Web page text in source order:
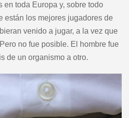
en toda Europa y, sobre todo
están los mejores jugadores de
venido a jugar, a la vez que
no fue posible. El hombre fue
de un organismo a otro.